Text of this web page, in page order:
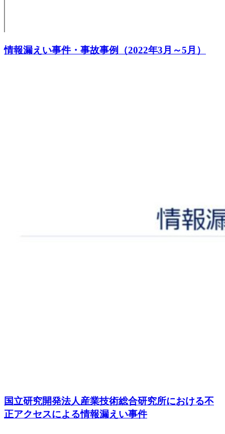
情報漏えい事件・事故事例（2022年3月～5月）
国立研究開発法人産業技術総合研究所における不
正アクセスによる情報漏えい事件